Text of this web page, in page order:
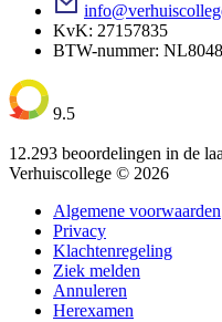
KvK: 27157835
BTW-nummer:
9.5
12.293 beoordelingen in de
Verhuiscollege © 2026
Algemene voorwaarden
Privacy
Klachtenregeling
Ziek melden
Annuleren
Herexamen